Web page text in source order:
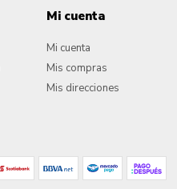
Mi cuenta
Mi cuenta
Mis compras
Mis direcciones